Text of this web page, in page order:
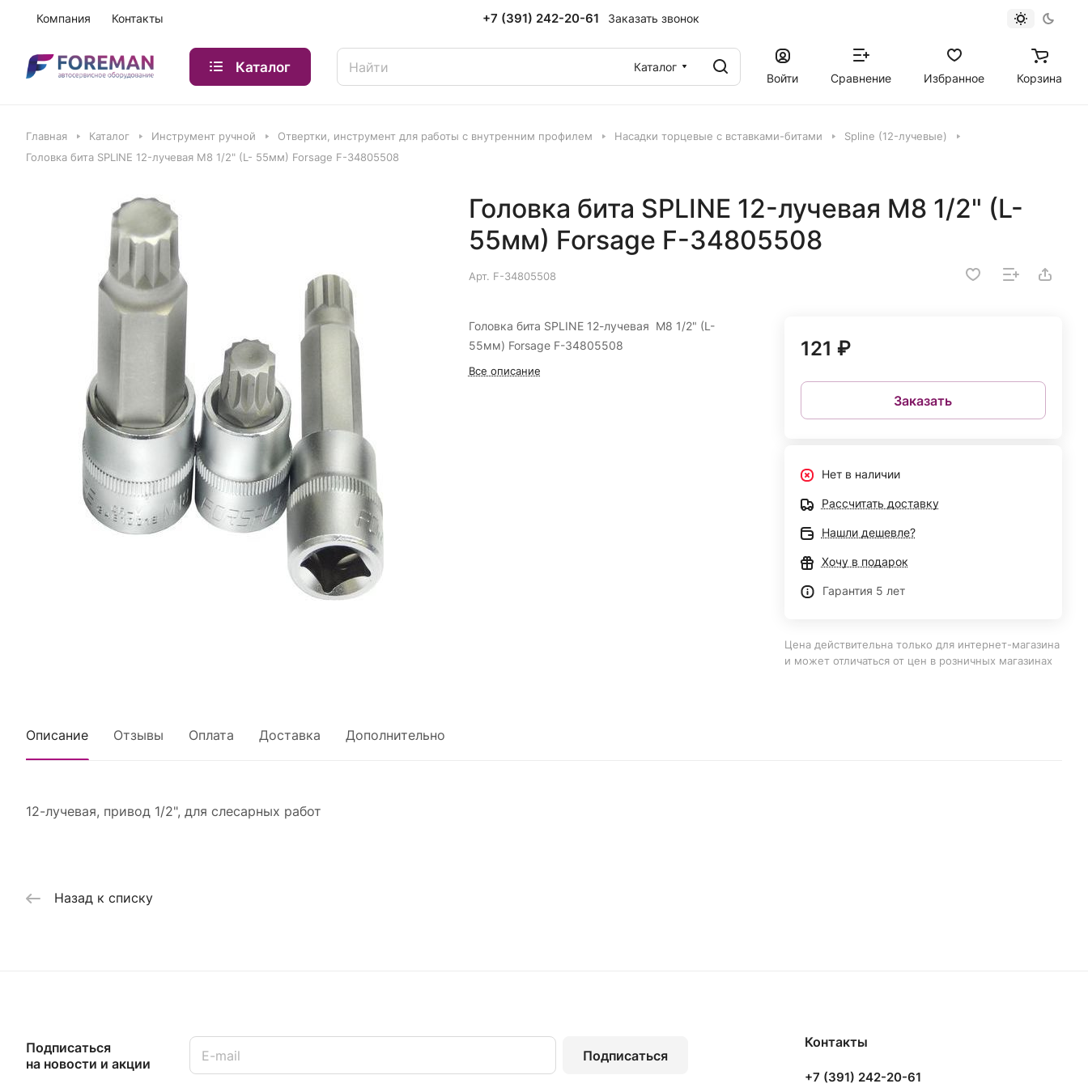
Компания Контакты +7 (391) 242-20-61 Заказать звонок
Каталог
Каталог
Войти
Сравнение Избранное Корзина
Главная Каталог Инструмент ручной Отвертки, инструмент для работы с внутренним профилем Насадки торцевые с вставками-битами
Spline (12-лучевые)
Головка бита SPLINE 12-лучевая M8 1/2" (L- 55мм) Forsage F-34805508
Головка бита SPLINE 12-лучевая M8 1/2" (L-
55мм) Forsage F-34805508
Арт. F-34805508
Головка бита SPLINE 12-лучевая M8 1/2" (L-
55мм) Forsage F-34805508
Все описание
121 ₽
Заказать
Нет в наличии
Рассчитать доставку
Нашли дешевле?
Хочу в подарок
Гарантия 5 лет
Цена действительна только для интернет-магазина
и может отличаться от цен в розничных магазинах
Описание Отзывы Оплата Доставка Дополнительно
12-лучевая, привод 1/2", для слесарных работ
Назад к списку
Подписаться
на новости и акции
Подписаться
Контакты
+7 (391) 242-20-61